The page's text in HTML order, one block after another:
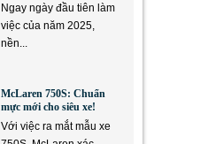
Ngay ngày đầu tiên làm
việc của năm 2025,
nền...
McLaren 750S: Chuẩn
mực mới cho siêu xe!
Với việc ra mắt mẫu xe